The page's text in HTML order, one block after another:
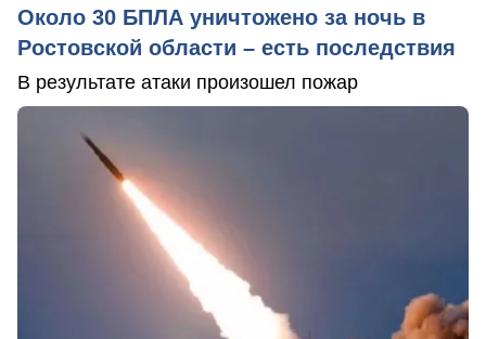
Около 30 БПЛА уничтожено за ночь в
Ростовской области – есть последствия
В результате атаки произошел пожар